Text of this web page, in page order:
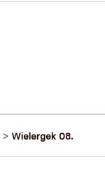
> Wielergek 08.